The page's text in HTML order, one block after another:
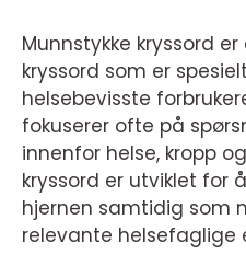
Munnstykke kryssord
kryssord som er
helsebevisste
fokuserer ofte på
innenfor helse, kropp
kryssord er utviklet for
hjernen samtidig som
relevante helsefaglige